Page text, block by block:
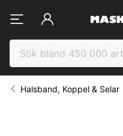
Halsband, Koppel & Selar